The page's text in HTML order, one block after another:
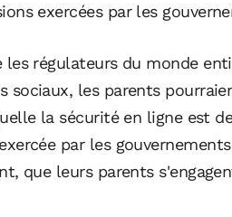
exercées par les
les régulateurs du monde
sociaux, les parents
la sécurité en ligne est
par les
que leurs parents